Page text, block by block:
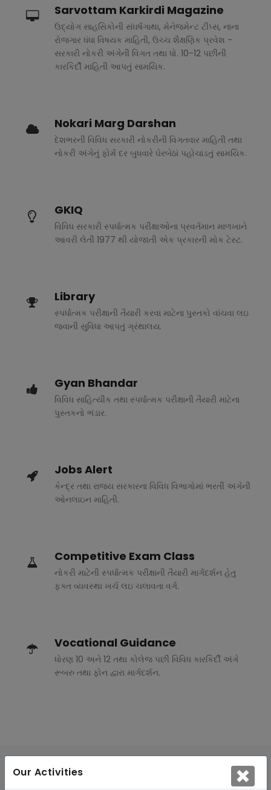
Our Activities
Sarvottam Karkirdi Magazine
ઉદ્યોગ સાહસિકોની સંઘર્ષગાથા, મેનેજમેન્ટ ટીપ્સ, નાના
રોજગાર ધંધા વિષયક માહિતી, ઉચ્ચ શૈક્ષણિક પ્રવેશ -
સરકારી નોકરી અંગેની વિગત તથા ધો. 10-12 પછીની
કારકિર્દી માહિતી આપતું સામયિક.
Nokari Marg Darshan
દેશભરની વિવિધ સરકારી નોકરીની વિગતવાર માહિતી તથા
નોકરી અંગેનું ફોર્મ દર બુધવારે ઘેરબેઠાં પહોચાડતું સામયિક.
GKIQ
વિવિધ સરકારી સ્પર્ધાત્મક પરીક્ષાઓના પ્રવર્તમાન માળખાને
આવરી લેતી 1977 થી યોજાતી એક પ્રકારની મોક ટેસ્ટ.
Library
સ્પર્ધાત્મક પરીક્ષાની તૈયારી કરવા માટેના પુસ્તકો વાંચવા લઇ
જવાની સુવિધા આપતું ગ્રંથાલય.
Gyan Bhandar
વિવિધ સાહિત્યીક તથા સ્પર્ધાત્મક પરીક્ષાની તૈયારી માટેના
પુસ્તકનો ભંડાર.
Jobs Alert
કેન્દ્ર તથા રાજ્ય સરકારના વિવિધ વિભાગોમાં ભરતી અંગેની
ઓનલાઇન માહિતી.
Competitive Exam Class
નોકરી માટેની સ્પર્ધાત્મક પરીક્ષાની તૈયારી માર્ગદર્શન હેતુ
ફક્ત વ્યવસ્થા ખર્ચ લઇ ચલાવતા વર્ગ.
Vocational Guidance
ધોરણ 10 અને 12 તથા કોલેજ પછી વિવિધ કારકિર્દી અંગે
રૂબરુ તથા ફોન દ્વારા માર્ગદર્શન.